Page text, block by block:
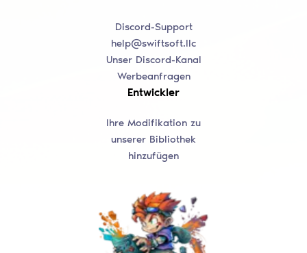
Discord-Support
help@swiftsoft.llc
Unser Discord-Kanal
Werbeanfragen
Entwickler
Ihre Modifikation zu
unserer Bibliothek
hinzufügen